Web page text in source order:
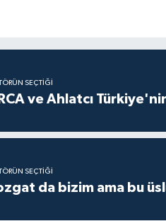
SEÇTIĞI
ve Ahlatcı
SEÇTIĞI
da bizim ama bu